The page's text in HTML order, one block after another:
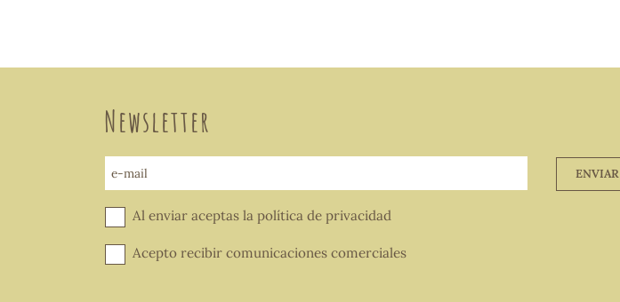
Newsletter
e-mail ENVIAR
Al enviar aceptas la política de privacidad
Acepto recibir comunicaciones comerciales